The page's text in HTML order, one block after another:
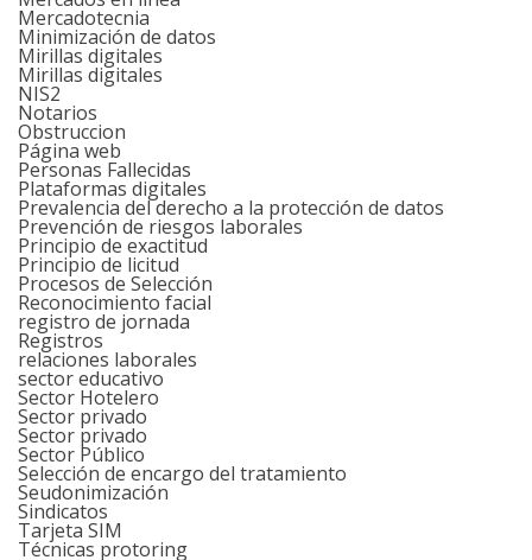
Mercadotecnia
Minimización de datos
Mirillas digitales
Mirillas digitales
NIS2
Notarios
Obstruccion
Página web
Personas Fallecidas
Plataformas digitales
Prevalencia del derecho a la protección de datos
Prevención de riesgos laborales
Principio de exactitud
Principio de licitud
Procesos de Selección
Reconocimiento facial
registro de jornada
Registros
relaciones laborales
sector educativo
Sector Hotelero
Sector privado
Sector privado
Sector Público
Selección de encargo del tratamiento
Seudonimización
Sindicatos
Tarjeta SIM
Técnicas protoring